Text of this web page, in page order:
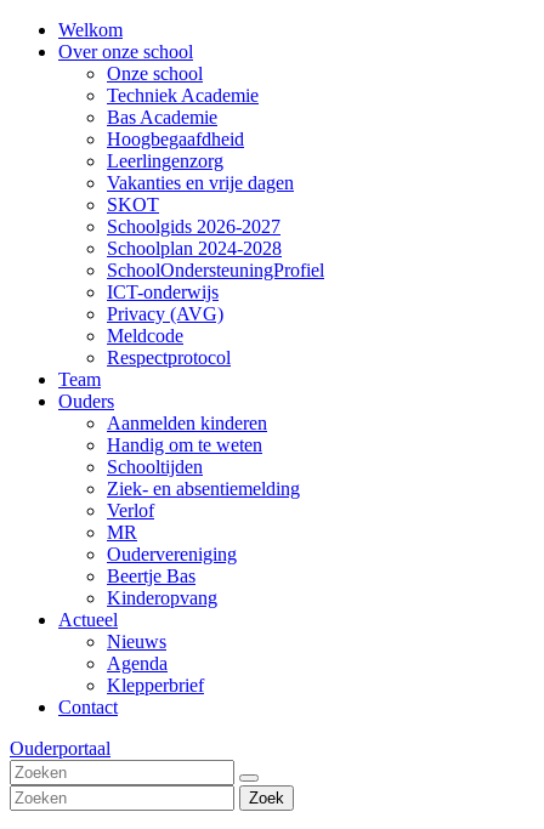
Welkom
Over onze school
Onze school
Techniek Academie
Bas Academie
Hoogbegaafdheid
Leerlingenzorg
Vakanties en vrije dagen
SKOT
Schoolgids 2026-2027
Schoolplan 2024-2028
SchoolOndersteuningProfiel
ICT-onderwijs
Privacy (AVG)
Meldcode
Respectprotocol
Team
Ouders
Aanmelden kinderen
Handig om te weten
Schooltijden
Ziek- en absentiemelding
Verlof
MR
Oudervereniging
Beertje Bas
Kinderopvang
Actueel
Nieuws
Agenda
Klepperbrief
Contact
Ouderportaal
Zoek